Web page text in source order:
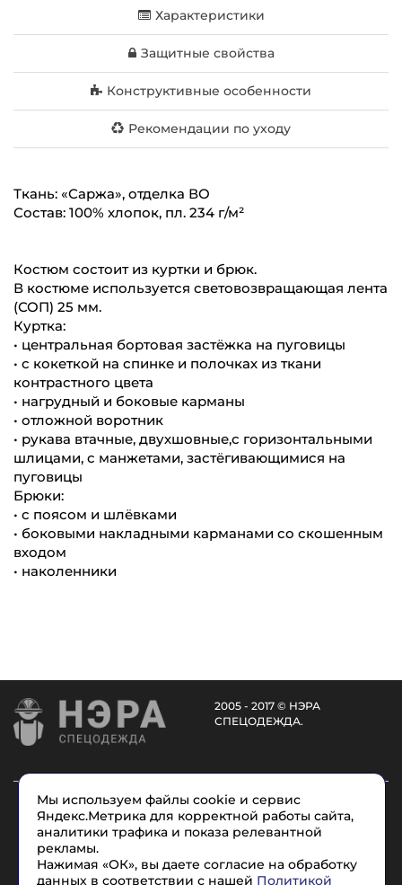
Характеристики
Защитные свойства
Конструктивные особенности
Рекомендации по уходу
Ткань: «Саржа», отделка ВО
Состав: 100% хлопок, пл. 234 г/м²
Костюм состоит из куртки и брюк.
В костюме используется световозвращающая лента
(СОП) 25 мм.
Куртка:
• центральная бортовая застёжка на пуговицы
• с кокеткой на спинке и полочках из ткани
контрастного цвета
• нагрудный и боковые карманы
• отложной воротник
• рукава втачные, двухшовные,с горизонтальными
шлицами, с манжетами, застёгивающимися на
пуговицы
Брюки:
• с поясом и шлёвками
• боковыми накладными карманами со скошенным
входом
• наколенники
2005 - 2017 © НЭРА
СПЕЦОДЕЖДА.
Каталог Услуги О компании
Доставка
Размеры
Условные обозначения Контакты
8 (965) 715-17-17
Мы используем файлы cookie и сервис
Яндекс.Метрика для корректной работы сайта,
аналитики трафика и показа релевантной
рекламы.
Нажимая «ОК», вы даете согласие на обработку
данных в соответствии с нашей Политикой